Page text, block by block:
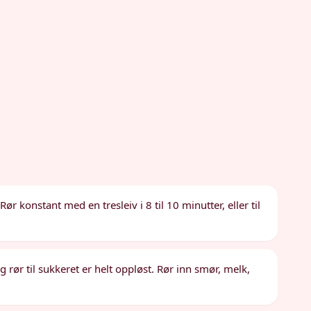
konstant med en tresleiv i 8 til 10 minutter, eller til
rør til sukkeret er helt oppløst. Rør inn smør, melk,